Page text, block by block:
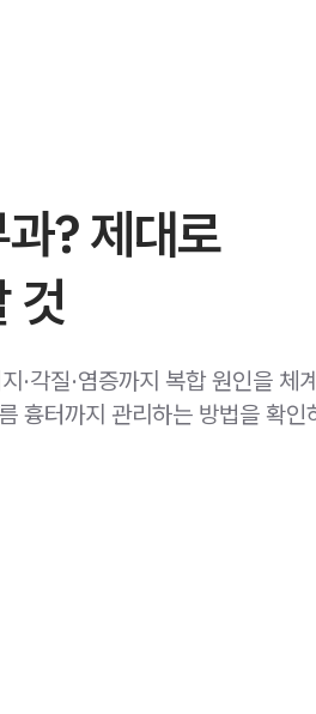
? 제대로
것
·각질·염증까지 복합 원인을 체
흉터까지 관리하는 방법을 확인